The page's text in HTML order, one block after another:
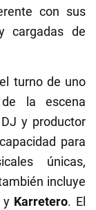
con sus
cargadas de
turno de uno
la escena
y productor
para
únicas,
incluye
y Karretero. El